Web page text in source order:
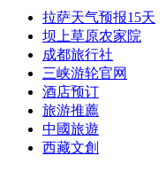
拉萨天气预报15天
坝上草原农家院
成都旅行社
三峡游轮官网
酒店预订
旅游推薦
中國旅遊
西藏文創